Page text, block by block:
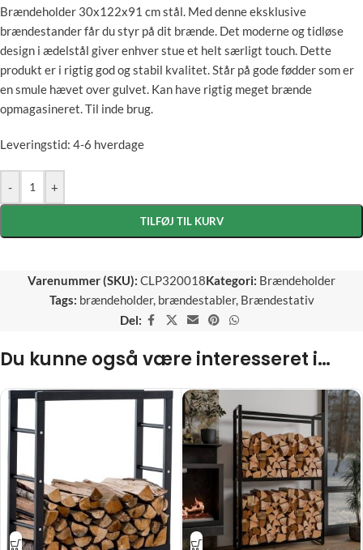
Brændeholder 30x122x91 cm stål. Med denne eksklusive
brændestander får du styr på dit brænde. Det moderne og tidløse
design i ædelstål giver enhver stue et helt særligt touch. Dette
produkt er i rigtig god og stabil kvalitet. Står på gode fødder som er
en smule hævet over gulvet. Kan have rigtig meget brænde
opmagasineret. Til inde brug.
Leveringstid: 4-6 hverdage
- +
TILFØJ TIL KURV
Varenummer (SKU): CLP320018Kategori: Brændeholder
Tags: brændeholder, brændestabler, Brændestativ
Del:
Du kunne også være interesseret i…